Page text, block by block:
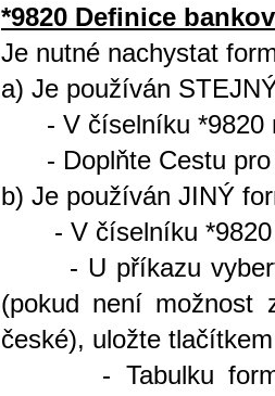
*9820 Definice
Je nutné nachystat
a) Je používán
- V číselníku *9820
- Doplňte Cestu pro
b) Je používán JINÝ
- V číselníku *9820
- U příkazu vyberte
(pokud není možnost
české), uložte
- Tabulku